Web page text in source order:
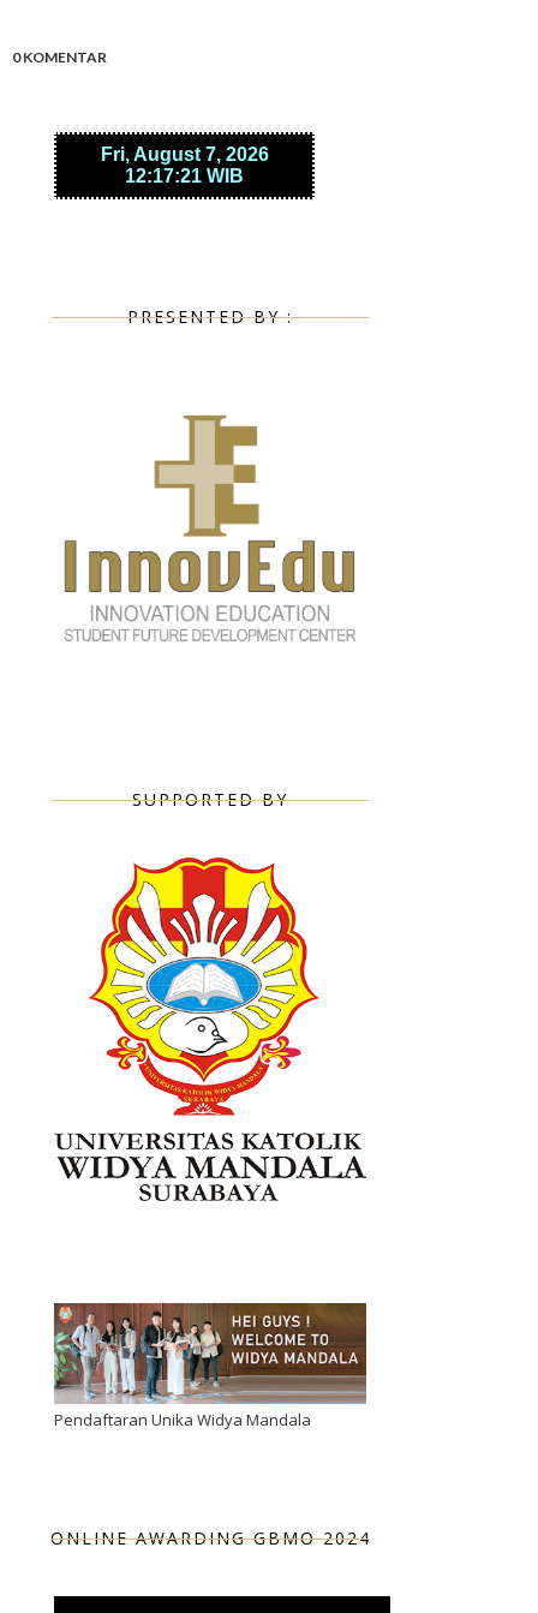
0 KOMENTAR
PRESENTED BY :
SUPPORTED BY
Pendaftaran Unika Widya Mandala
ONLINE AWARDING GBMO 2024